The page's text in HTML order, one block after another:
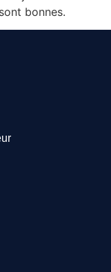
bonnes.